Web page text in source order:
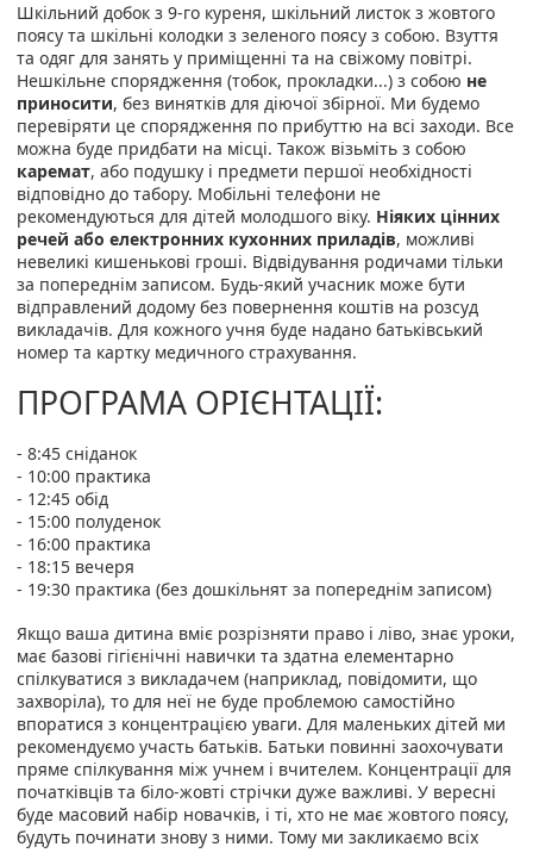
Шкільний добок з 9-го куреня, шкільний листок з жовтого
поясу та шкільні колодки з зеленого поясу з собою. Взуття
та одяг для занять у приміщенні та на свіжому повітрі.
Нешкільне спорядження (тобок, прокладки...) з собою не
приносити, без винятків для діючої збірної. Ми будемо
перевіряти це спорядження по прибуттю на всі заходи. Все
можна буде придбати на місці. Також візьміть з собою
каремат, або подушку і предмети першої необхідності
відповідно до табору. Мобільні телефони не
рекомендуються для дітей молодшого віку. Ніяких цінних
речей або електронних кухонних приладів, можливі
невеликі кишенькові гроші. Відвідування родичами тільки
за попереднім записом. Будь-який учасник може бути
відправлений додому без повернення коштів на розсуд
викладачів. Для кожного учня буде надано батьківський
номер та картку медичного страхування.
ПРОГРАМА ОРІЄНТАЦІЇ:
- 8:45 сніданок
- 10:00 практика
- 12:45 обід
- 15:00 полуденок
- 16:00 практика
- 18:15 вечеря
- 19:30 практика (без дошкільнят за попереднім записом)
Якщо ваша дитина вміє розрізняти право і ліво, знає уроки,
має базові гігієнічні навички та здатна елементарно
спілкуватися з викладачем (наприклад, повідомити, що
захворіла), то для неї не буде проблемою самостійно
впоратися з концентрацією уваги. Для маленьких дітей ми
рекомендуємо участь батьків. Батьки повинні заохочувати
пряме спілкування між учнем і вчителем. Концентрації для
початківців та біло-жовті стрічки дуже важливі. У вересні
буде масовий набір новачків, і ті, хто не має жовтого поясу,
будуть починати знову з ними. Тому ми закликаємо всіх